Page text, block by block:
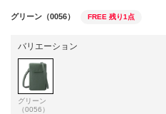
グリーン（0056） FREE 残り1点
バリエーション
グリーン
（0056）